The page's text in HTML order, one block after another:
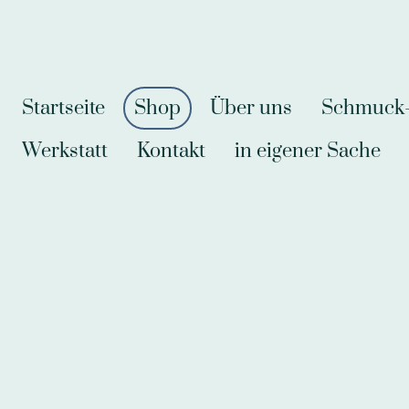
Startseite Shop Über uns
Werkstatt
Kontakt in eigener Sache